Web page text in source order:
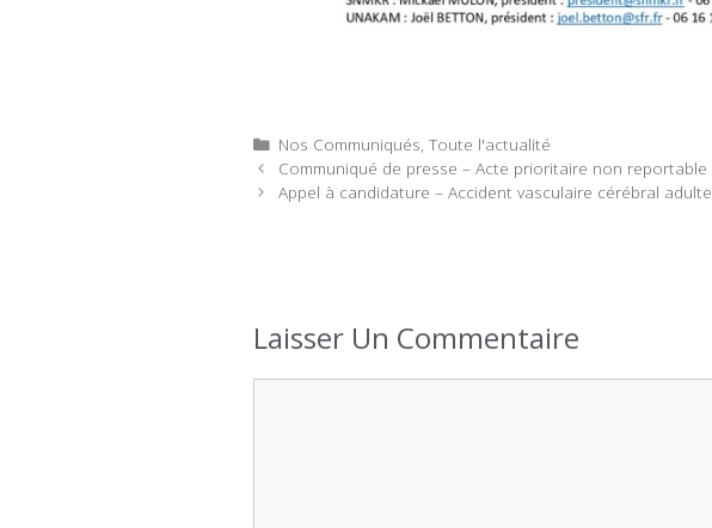
Catégories
Nos Communiqués ,Toute l'actualité
Communiqué de presse – Acte prioritaire non reportable
Appel à candidature – Accident vasculaire cérébral adulte
Laisser Un Commentaire